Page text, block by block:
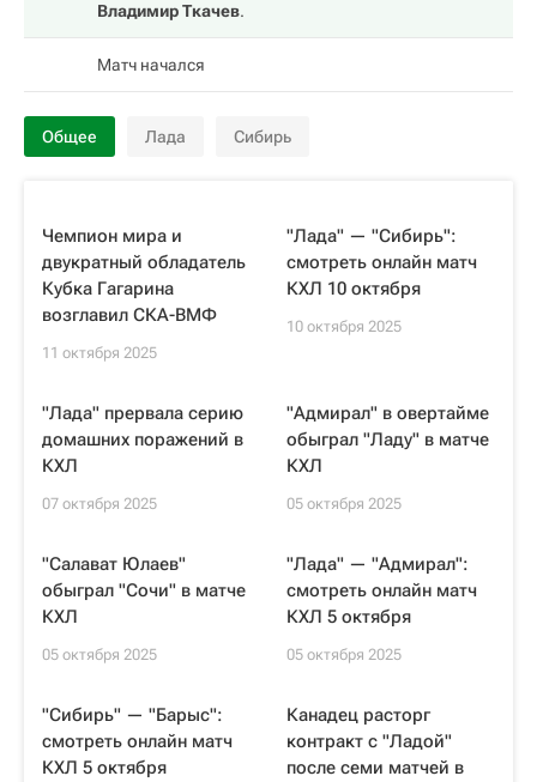
Владимир Ткачев.
Матч начался
Общее Лада Сибирь
Чемпион мира и
двукратный обладатель
Кубка Гагарина
возглавил СКА‑ВМФ
11 октября 2025
"Лада" — "Сибирь":
смотреть онлайн матч
КХЛ 10 октября
10 октября 2025
"Лада" прервала серию
домашних поражений в
КХЛ
07 октября 2025
"Адмирал" в овертайме
обыграл "Ладу" в матче
КХЛ
05 октября 2025
"Салават Юлаев"
обыграл "Сочи" в матче
КХЛ
05 октября 2025
"Лада" — "Адмирал":
смотреть онлайн матч
КХЛ 5 октября
05 октября 2025
"Сибирь" — "Барыс":
смотреть онлайн матч
КХЛ 5 октября
Канадец расторг
контракт с "Ладой"
после семи матчей в